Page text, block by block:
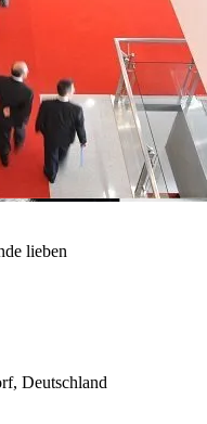
lieben
, Deutschland